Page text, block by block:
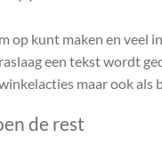
op kunt maken en
een tekst wordt
maar ook als
de rest